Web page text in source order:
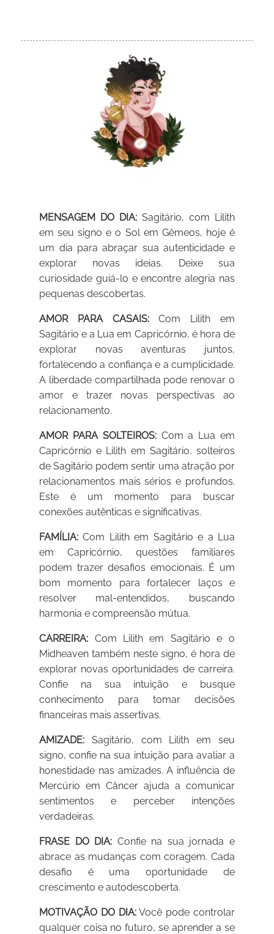
MENSAGEM DO DIA: Sagitário, com Lilith
em seu signo e o Sol em Gêmeos, hoje é
um dia para abraçar sua autenticidade e
explorar novas ideias. Deixe sua
curiosidade guiá-lo e encontre alegria nas
pequenas descobertas.
AMOR PARA CASAIS:Com Lilith em
Sagitário e a Lua em Capricórnio, é hora de
explorar novas aventuras juntos,
fortalecendo a confiança e a cumplicidade.
A liberdade compartilhada pode renovar o
amor e trazer novas perspectivas ao
relacionamento.
AMOR PARA SOLTEIROS:Com a Lua em
Capricórnio e Lilith em Sagitário, solteiros
de Sagitário podem sentir uma atração por
relacionamentos mais sérios e profundos.
Este é um momento para buscar
conexões autênticas e significativas.
FAMÍLIA: Com Lilith em Sagitário e a Lua
em Capricórnio, questões familiares
podem trazer desafios emocionais. É um
bom momento para fortalecer laços e
resolver mal-entendidos, buscando
harmonia e compreensão mútua.
CARREIRA: Com Lilith em Sagitário e o
Midheaven também neste signo, é hora de
explorar novas oportunidades de carreira.
Confie na sua intuição e busque
conhecimento para tomar decisões
financeiras mais assertivas.
AMIZADE: Sagitário, com Lilith em seu
signo, confie na sua intuição para avaliar a
honestidade nas amizades. A influência de
Mercúrio em Câncer ajuda a comunicar
sentimentos e perceber intenções
verdadeiras.
FRASE DO DIA: Confie na sua jornada e
abrace as mudanças com coragem. Cada
desafio é uma oportunidade de
crescimento e autodescoberta.
MOTIVAÇÃO DO DIA:Você pode controlar
qualquer coisa no futuro, se aprender a se